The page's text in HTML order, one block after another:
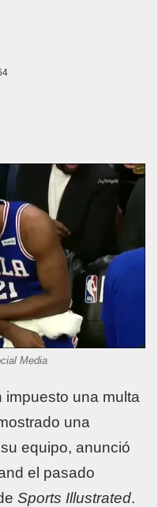
Media
una multa
una
equipo, anunció
el pasado
Sports Illustrated.